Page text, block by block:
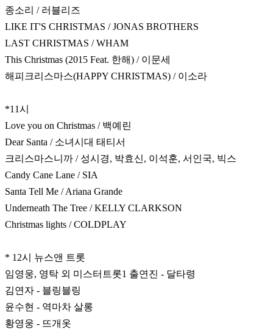
종소리 / 러블리즈
LIKE IT'S CHRISTMAS / JONAS BROTHERS
LAST CHRISTMAS / WHAM
This Christmas (2015 Feat. 한해) / 이문세
해피크리스마스(HAPPY CHRISTMAS) / 이소라
*11시
Love you on Christmas / 백예린
Dear Santa / 소녀시대 태티서
크리스마스니까 / 성시경, 박효신, 이석훈, 서인국, 빅스
Candy Cane Lane / SIA
Santa Tell Me / Ariana Grande
Underneath The Tree / KELLY CLARKSON
Christmas lights / COLDPLAY
* 12시 뉴스앤 트롯
임영웅, 영탁 외 미스터트롯1 출연진 - 달타령
김연자 - 블링블링
윤수현 - 역마차 살롱
황영웅 - 뜨개옷